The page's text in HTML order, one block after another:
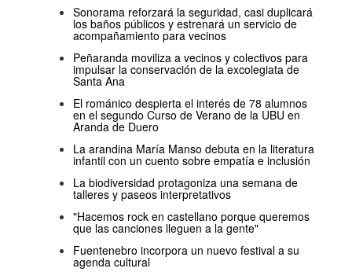
Sonorama reforzará la seguridad, casi duplicará
los baños públicos y estrenará un servicio de
acompañamiento para vecinos
Peñaranda moviliza a vecinos y colectivos para
impulsar la conservación de la excolegiata de
Santa Ana
El románico despierta el interés de 78 alumnos
en el segundo Curso de Verano de la UBU en
Aranda de Duero
La arandina María Manso debuta en la literatura
infantil con un cuento sobre empatía e inclusión
La biodiversidad protagoniza una semana de
talleres y paseos interpretativos
"Hacemos rock en castellano porque queremos
que las canciones lleguen a la gente"
Fuentenebro incorpora un nuevo festival a su
agenda cultural